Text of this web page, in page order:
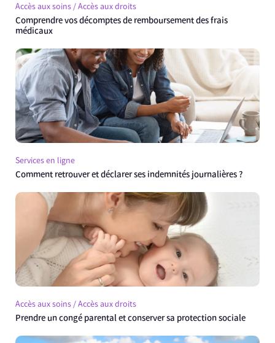
Accès aux soins / Accès aux droits
Comprendre vos décomptes de remboursement des frais
médicaux
Services en ligne
Comment retrouver et déclarer ses indemnités journalières ?
Accès aux soins / Accès aux droits
Prendre un congé parental et conserver sa protection sociale